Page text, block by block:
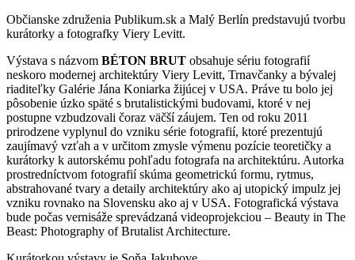
Občianske združenia Publikum.sk a Malý Berlín predstavujú tvorbu
kurátorky a fotografky Viery Levitt.
Výstava s názvom BÉTON BRUT obsahuje sériu fotografií
neskoro modernej architektúry Viery Levitt, Trnavčanky a bývalej
riaditeľky Galérie Jána Koniarka žijúcej v USA. Práve tu bolo jej
pôsobenie úzko späté s brutalistickými budovami, ktoré v nej
postupne vzbudzovali čoraz väčší záujem. Ten od roku 2011
prirodzene vyplynul do vzniku série fotografií, ktoré prezentujú
zaujímavý vzťah a v určitom zmysle výmenu pozície teoretičky a
kurátorky k autorskému pohľadu fotografa na architektúru. Autorka
prostredníctvom fotografií skúma geometrickú formu, rytmus,
abstrahované tvary a detaily architektúry ako aj utopický impulz jej
vzniku rovnako na Slovensku ako aj v USA. Fotografická výstava
bude počas vernisáže sprevádzaná videoprojekciou – Beauty in The
Beast: Photography of Brutalist Architecture.